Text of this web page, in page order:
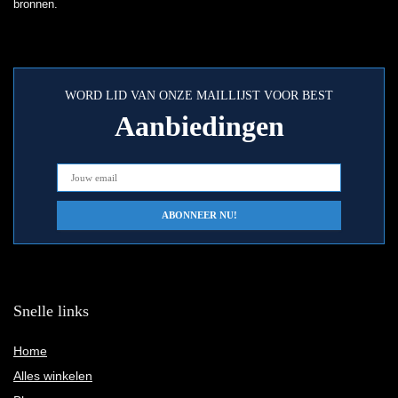
bronnen.
WORD LID VAN ONZE MAILLIJST VOOR BEST
Aanbiedingen
Snelle links
Home
Alles winkelen